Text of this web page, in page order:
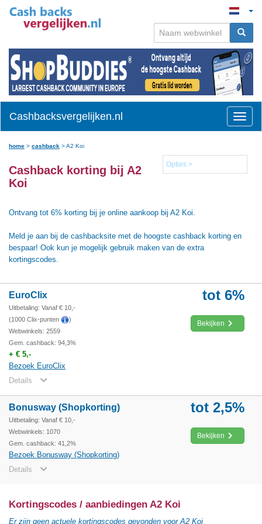
Toggle
Cashbacksvergelijken.nl
home > cashback >A2 Koi
Opties >
Cashback korting bij A2
Koi
Ontvang tot 6% korting bij je online aankoop bij A2 Koi.
Meld je aan bij de cashbacksite met de hoogste cashback korting en
bespaar! Ook kun je mogelijk gebruik maken van de extra
kortingscodes.
EuroClix
Uitbetaling: Vanaf € 10,-
(1000 Clix-punten
)
Webwinkels: 2559
Gem. cashback: 94,3%
+ € 5,-
Bezoek EuroClix
Details
tot 6%
Bekijken
Bonusway (Shopkorting)
Uitbetaling: Vanaf € 10,-
Webwinkels: 1070
Gem. cashback: 41,2%
Bezoek Bonusway (Shopkorting)
Details
tot 2,5%
Bekijken
Kortingscodes / aanbiedingen A2 Koi
Er zijn geen actuele kortingscodes gevonden voor A2 Koi